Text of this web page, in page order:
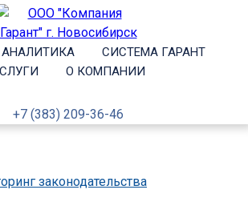
СИСТЕМА ГАРАНТ
О КОМПАНИИ
+7 (383) 209-36-46
законодательства